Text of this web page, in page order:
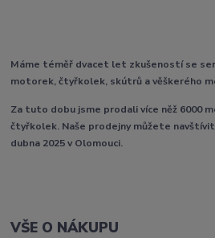
Máme téměř dvacet let zkušeností se
motorek, čtyřkolek, skútrů a věškerého
Za tuto dobu jsme prodali více něž 6000
čtyřkolek. Naše prodejny můžete navštívit
dubna 2025 v Olomouci.
VŠE O NÁKUPU